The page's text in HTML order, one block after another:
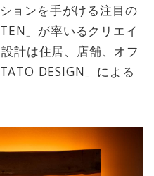
ョンを手がける注目の
」が率いるクリエイ
計は住居、店舗、オフ
DESIGN」による